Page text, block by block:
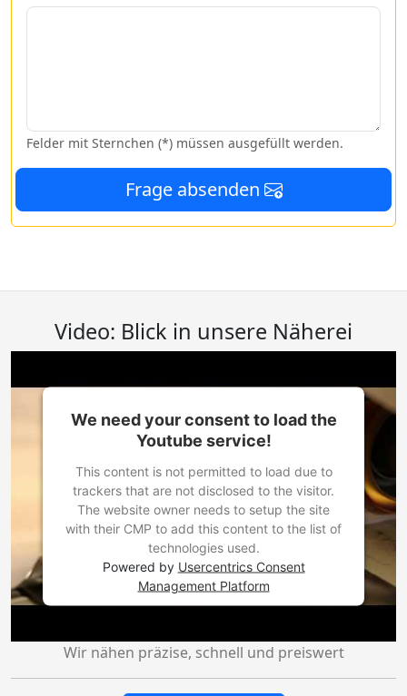
Felder mit Sternchen (*) müssen ausgefüllt werden.
Frage absenden
Video: Blick in unsere Näherei
We need your consent to load the
Youtube service!
This content is not permitted to load due to
trackers that are not disclosed to the visitor.
The website owner needs to setup the site
with their CMP to add this content to the list of
technologies used.
Powered by Usercentrics Consent
Management Platform
Wir nähen präzise, schnell und preiswert